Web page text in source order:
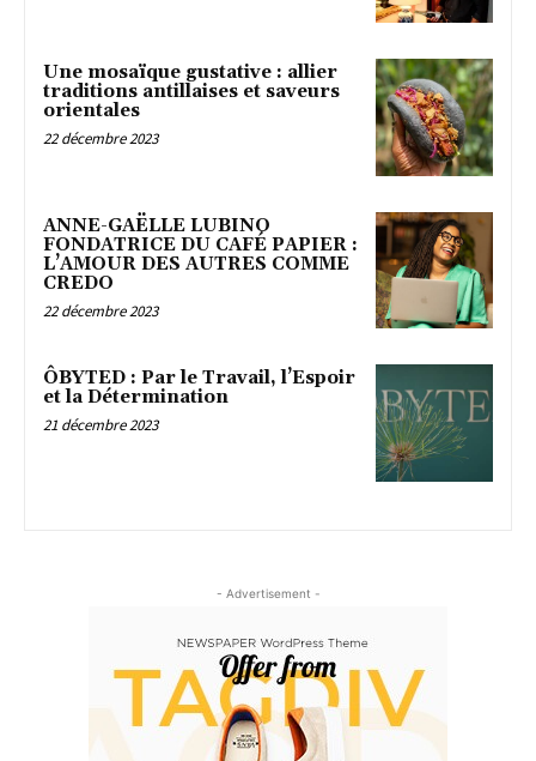
Une mosaïque gustative : allier
traditions antillaises et saveurs
orientales
22 décembre 2023
ANNE-GAËLLE LUBINO
FONDATRICE DU CAFÉ PAPIER :
L’AMOUR DES AUTRES COMME
CREDO
22 décembre 2023
ÔBYTED : Par le Travail, l’Espoir
et la Détermination
21 décembre 2023
- Advertisement -